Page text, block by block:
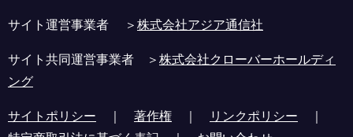
サイト運営事業者 ＞株式会社アジア通信社
サイト共同運営事業者 ＞株式会社クローバーホールディ
ング
サイトポリシー ｜ 著作権 ｜ リンクポリシー ｜